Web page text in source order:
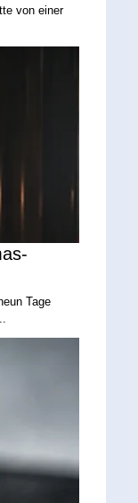
von einer
Tage